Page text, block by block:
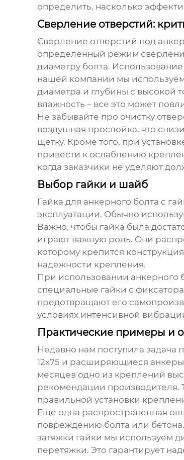
определить, насколько
Сверление отверстий:
Сверление отверстий под
определенный режим
диаметру болта.
нашей компании мы используем
диаметра и глубины с высокой
влажность – все это может
Не забывайте про очистку
воздушная прослойка, что
щетку. Кроме того, при
привести к ослаблению
когда заказчики не уделяют
Выбор гайки и шайб
Гайка для анкерного болта с
эксплуатации. Обычно
Важно, чтобы гайка была
играют важную роль. Они
которому крепится
надежности крепления.
При использовании анкерного
специальные гайки с
предотвращают его
условиях интенсивной
Практические примеры и
Недавно нам поступила задача
12х75 и расширяющиеся анкеры,
месяцев одно из креплений
рекомендации производителя.
правильной установки
Еще одна распространенная
повреждению болта или
затяжки гайки мы используем
перетяжки. Это гарантирует